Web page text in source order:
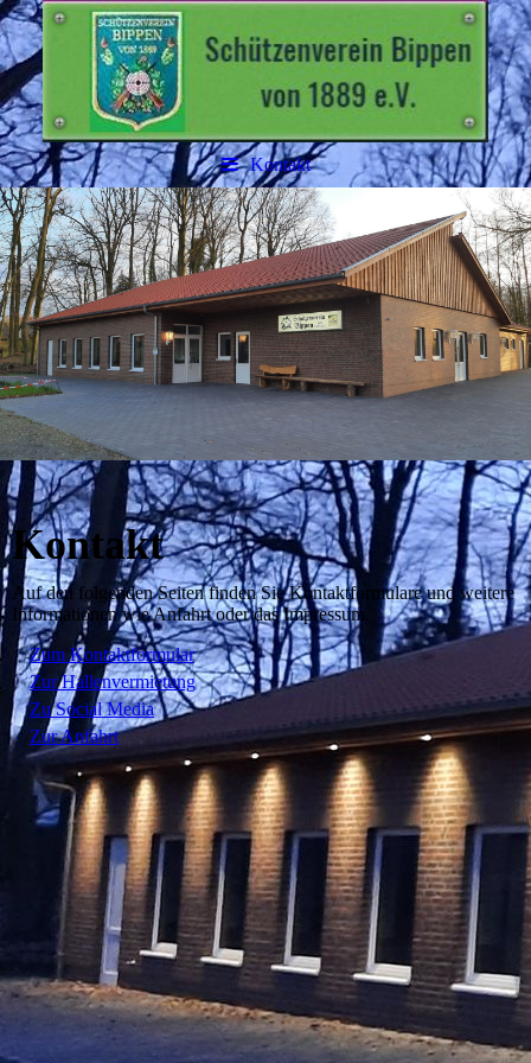
Kontakt
Kontakt
Auf den folgenden Seiten finden Sie Kontaktformulare und weitere
Informationen wie Anfahrt oder das Impressum.
Zum Kontaktformular
Zur Hallenvermietung
Zu Social Media
Zur Anfahrt